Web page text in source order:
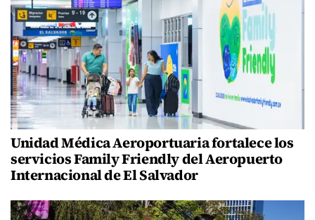
Unidad Médica Aeroportuaria fortalece los
servicios Family Friendly del Aeropuerto
Internacional de El Salvador